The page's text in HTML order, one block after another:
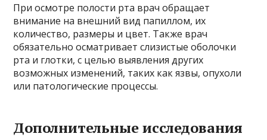
При осмотре полости рта врач обращает
внимание на внешний вид папиллом, их
количество, размеры и цвет. Также врач
обязательно осматривает слизистые оболочки
рта и глотки, с целью выявления других
возможных изменений, таких как язвы, опухоли
или патологические процессы.
Дополнительные исследования